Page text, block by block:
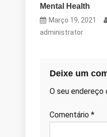
Mental Health
Março 19, 2021
administrator
Deixe um
O seu endereço
Comentário *